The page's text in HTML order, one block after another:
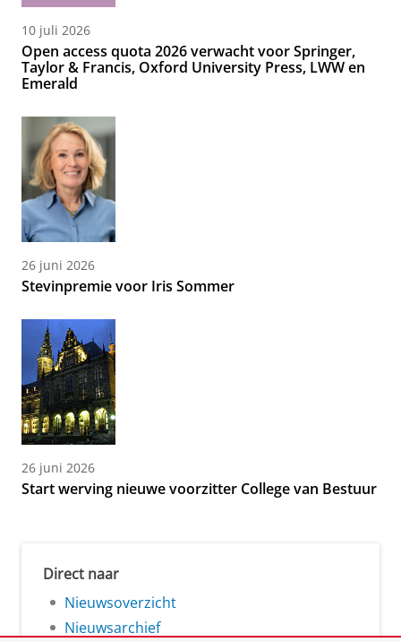
10 juli 2026
Open access quota 2026 verwacht voor Springer,
Taylor & Francis, Oxford University Press, LWW en
Emerald
26 juni 2026
Stevinpremie voor Iris Sommer
26 juni 2026
Start werving nieuwe voorzitter College van Bestuur
Direct naar
Nieuwsoverzicht
Nieuwsarchief